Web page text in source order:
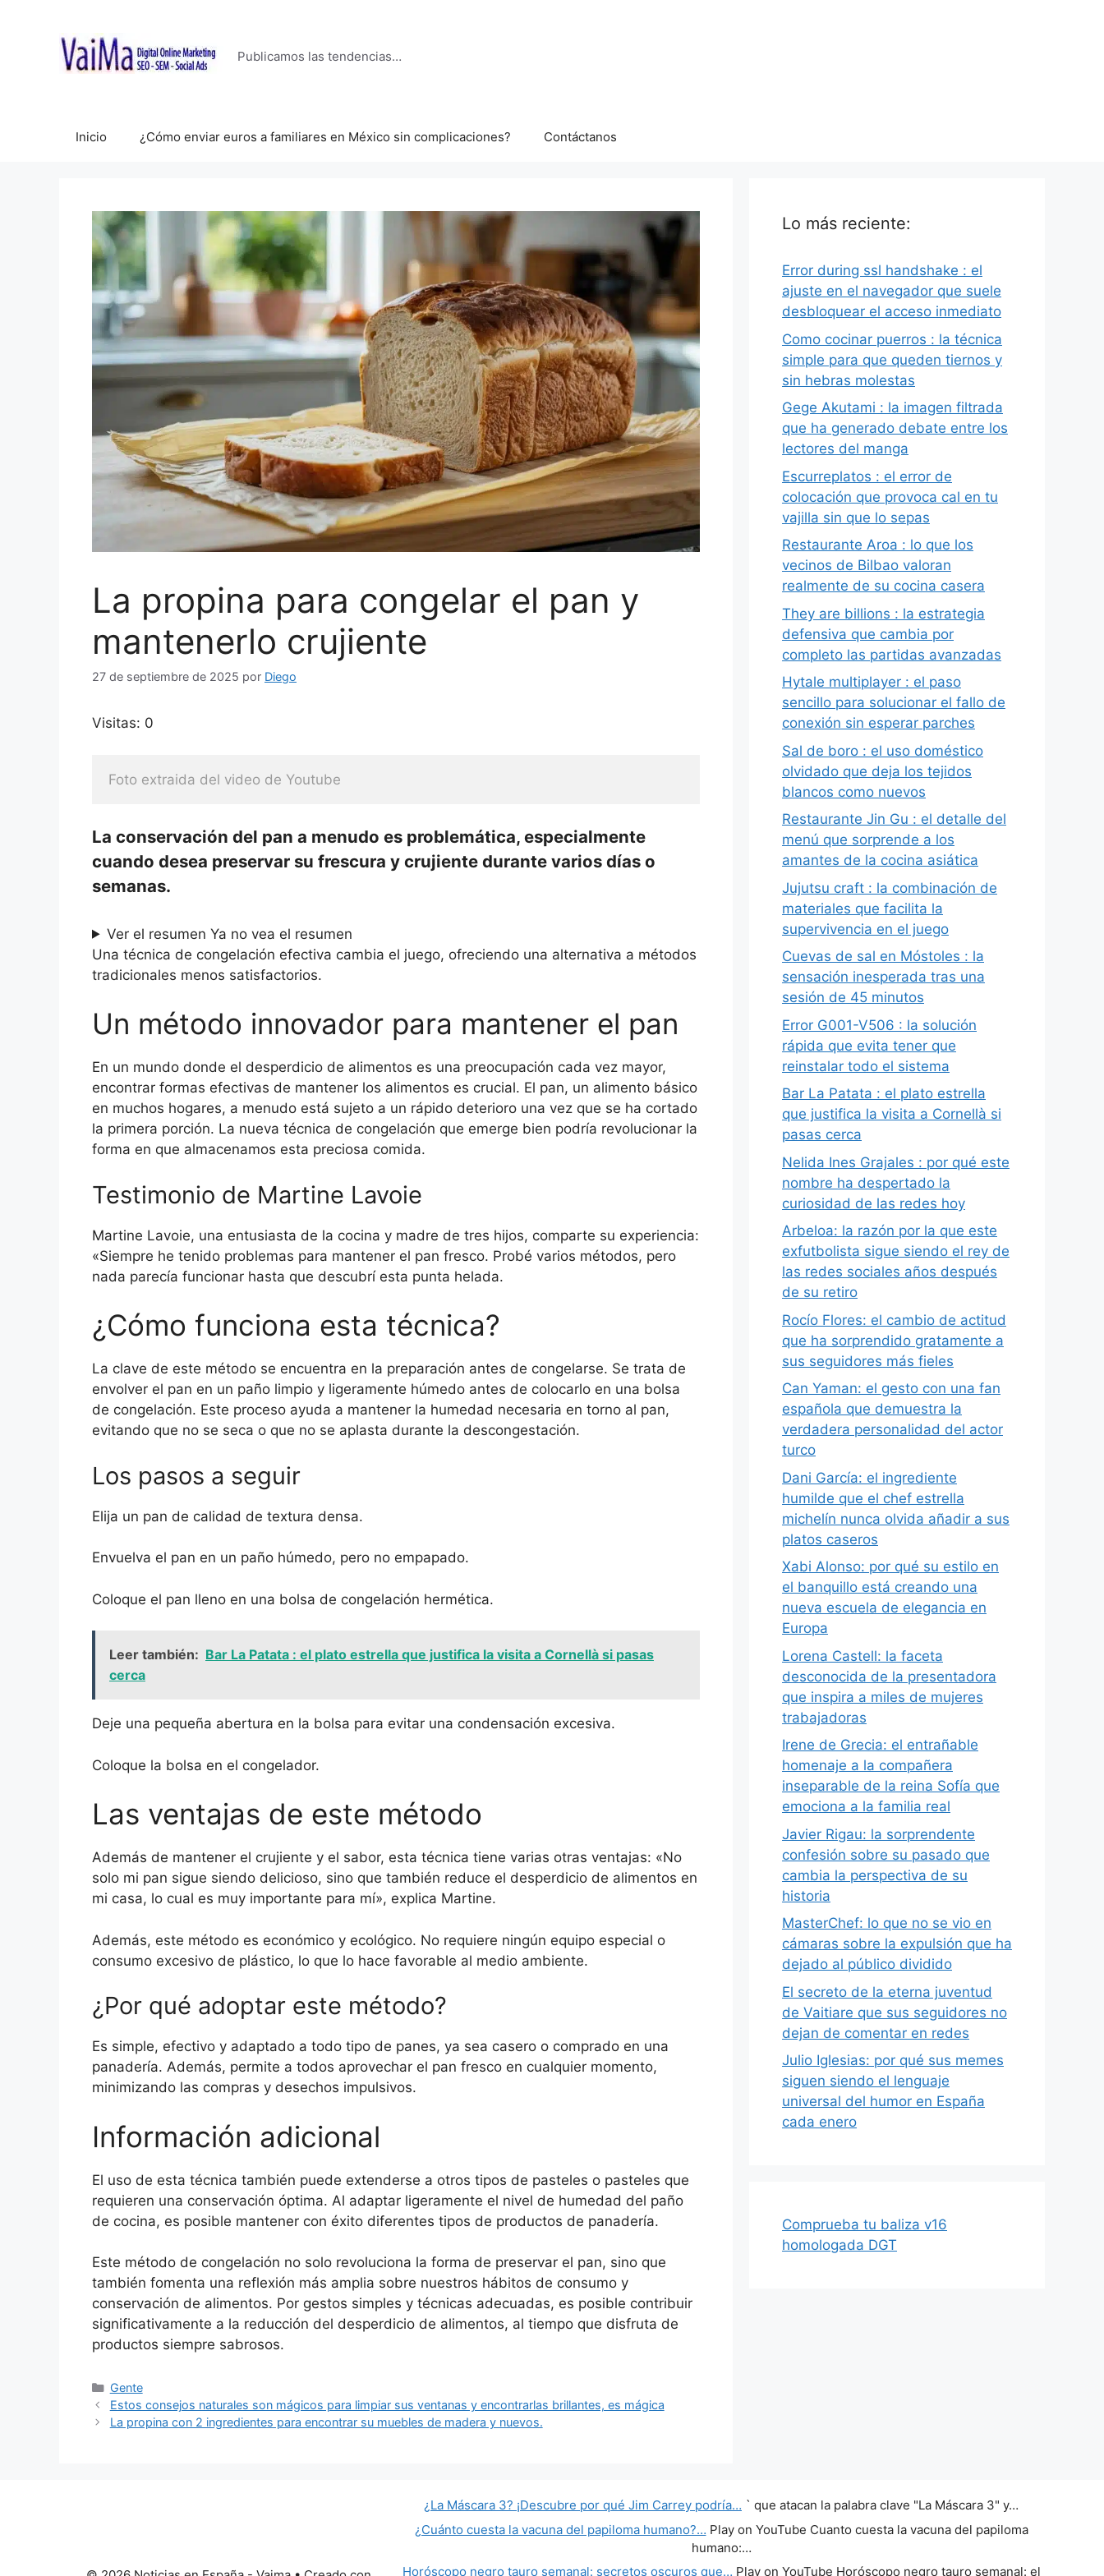
contenido
Publicamos las tendencias…
Inicio ¿Cómo enviar euros a familiares en México sin complicaciones? Contáctanos
La propina para congelar el pan y
mantenerlo crujiente
27 de septiembre de 2025 por Diego
Visitas: 0
Foto extraida del video de Youtube
La conservación del pan a menudo es problemática, especialmente
cuando desea preservar su frescura y crujiente durante varios días o
semanas.
Ver el resumenYa no vea el resumen
Una técnica de congelación efectiva cambia el juego, ofreciendo una alternativa a métodos
tradicionales menos satisfactorios.
Un método innovador para mantener el pan
En un mundo donde el desperdicio de alimentos es una preocupación cada vez mayor,
encontrar formas efectivas de mantener los alimentos es crucial. El pan, un alimento básico
en muchos hogares, a menudo está sujeto a un rápido deterioro una vez que se ha cortado
la primera porción. La nueva técnica de congelación que emerge bien podría revolucionar la
forma en que almacenamos esta preciosa comida.
Testimonio de Martine Lavoie
Martine Lavoie, una entusiasta de la cocina y madre de tres hijos, comparte su experiencia:
«Siempre he tenido problemas para mantener el pan fresco. Probé varios métodos, pero
nada parecía funcionar hasta que descubrí esta punta helada.
¿Cómo funciona esta técnica?
La clave de este método se encuentra en la preparación antes de congelarse. Se trata de
envolver el pan en un paño limpio y ligeramente húmedo antes de colocarlo en una bolsa
de congelación. Este proceso ayuda a mantener la humedad necesaria en torno al pan,
evitando que no se seca o que no se aplasta durante la descongestación.
Los pasos a seguir
Elija un pan de calidad de textura densa.
Envuelva el pan en un paño húmedo, pero no empapado.
Coloque el pan lleno en una bolsa de congelación hermética.
Leer también: Bar La Patata : el plato estrella que justifica la visita a Cornellà si pasas
cerca
Deje una pequeña abertura en la bolsa para evitar una condensación excesiva.
Coloque la bolsa en el congelador.
Las ventajas de este método
Además de mantener el crujiente y el sabor, esta técnica tiene varias otras ventajas: «No
solo mi pan sigue siendo delicioso, sino que también reduce el desperdicio de alimentos en
mi casa, lo cual es muy importante para mí», explica Martine.
Además, este método es económico y ecológico. No requiere ningún equipo especial o
consumo excesivo de plástico, lo que lo hace favorable al medio ambiente.
¿Por qué adoptar este método?
Es simple, efectivo y adaptado a todo tipo de panes, ya sea casero o comprado en una
panadería. Además, permite a todos aprovechar el pan fresco en cualquier momento,
minimizando las compras y desechos impulsivos.
Información adicional
El uso de esta técnica también puede extenderse a otros tipos de pasteles o pasteles que
requieren una conservación óptima. Al adaptar ligeramente el nivel de humedad del paño
de cocina, es posible mantener con éxito diferentes tipos de productos de panadería.
Este método de congelación no solo revoluciona la forma de preservar el pan, sino que
también fomenta una reflexión más amplia sobre nuestros hábitos de consumo y
conservación de alimentos. Por gestos simples y técnicas adecuadas, es posible contribuir
significativamente a la reducción del desperdicio de alimentos, al tiempo que disfruta de
productos siempre sabrosos.
Categorías
Gente
Estos consejos naturales son mágicos para limpiar sus ventanas y encontrarlas brillantes, es mágica
La propina con 2 ingredientes para encontrar su muebles de madera y nuevos.
Lo más reciente:
Error during ssl handshake : el
ajuste en el navegador que suele
desbloquear el acceso inmediato
Como cocinar puerros : la técnica
simple para que queden tiernos y
sin hebras molestas
Gege Akutami : la imagen filtrada
que ha generado debate entre los
lectores del manga
Escurreplatos : el error de
colocación que provoca cal en tu
vajilla sin que lo sepas
Restaurante Aroa : lo que los
vecinos de Bilbao valoran
realmente de su cocina casera
They are billions : la estrategia
defensiva que cambia por
completo las partidas avanzadas
Hytale multiplayer : el paso
sencillo para solucionar el fallo de
conexión sin esperar parches
Sal de boro : el uso doméstico
olvidado que deja los tejidos
blancos como nuevos
Restaurante Jin Gu : el detalle del
menú que sorprende a los
amantes de la cocina asiática
Jujutsu craft : la combinación de
materiales que facilita la
supervivencia en el juego
Cuevas de sal en Móstoles : la
sensación inesperada tras una
sesión de 45 minutos
Error G001-V506 : la solución
rápida que evita tener que
reinstalar todo el sistema
Bar La Patata : el plato estrella
que justifica la visita a Cornellà si
pasas cerca
Nelida Ines Grajales : por qué este
nombre ha despertado la
curiosidad de las redes hoy
Arbeloa: la razón por la que este
exfutbolista sigue siendo el rey de
las redes sociales años después
de su retiro
Rocío Flores: el cambio de actitud
que ha sorprendido gratamente a
sus seguidores más fieles
Can Yaman: el gesto con una fan
española que demuestra la
verdadera personalidad del actor
turco
Dani García: el ingrediente
humilde que el chef estrella
michelín nunca olvida añadir a sus
platos caseros
Xabi Alonso: por qué su estilo en
el banquillo está creando una
nueva escuela de elegancia en
Europa
Lorena Castell: la faceta
desconocida de la presentadora
que inspira a miles de mujeres
trabajadoras
Irene de Grecia: el entrañable
homenaje a la compañera
inseparable de la reina Sofía que
emociona a la familia real
Javier Rigau: la sorprendente
confesión sobre su pasado que
cambia la perspectiva de su
historia
MasterChef: lo que no se vio en
cámaras sobre la expulsión que ha
dejado al público dividido
El secreto de la eterna juventud
de Vaitiare que sus seguidores no
dejan de comentar en redes
Julio Iglesias: por qué sus memes
siguen siendo el lenguaje
universal del humor en España
cada enero
Comprueba tu baliza v16
homologada DGT
¿La Máscara 3? ¡Descubre por qué Jim Carrey podría… ` que atacan la palabra clave "La Máscara 3" y…
¿Cuánto cuesta la vacuna del papiloma humano?… Play on YouTube Cuanto cuesta la vacuna del papiloma
humano:…
Horóscopo negro tauro semanal: secretos oscuros que… Play on YouTube Horóscopo negro tauro semanal: el